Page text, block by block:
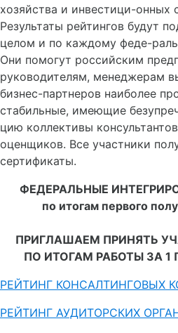
хозяйства и инвестици-онных
Результаты рейтингов будут
целом и по каждому феде-
Они помогут российским
руководителям, менеджерам
бизнес-партнеров наиболее
стабильные, имеющие
цию коллективы
оценщиков. Все участники
сертификаты.
ФЕДЕРАЛЬНЫЕ
по итогам первого
ПРИГЛАШАЕМ ПРИНЯТЬ
ПО ИТОГАМ РАБОТЫ ЗА 1
РЕЙТИНГ КОНСАЛТИНГОВЫХ
РЕЙТИНГ АУДИТОРСКИХ